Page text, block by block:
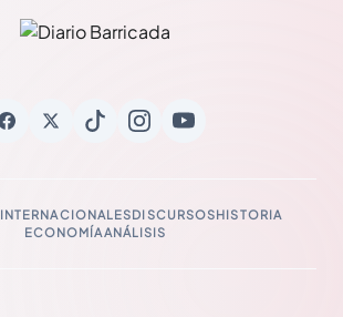
INTERNACIONALESDISCURSOSHISTORIA
ECONOMÍAANÁLISIS